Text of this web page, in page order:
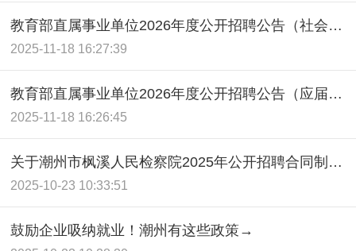
教育部直属事业单位2026年度公开招聘公告（社会人员）
2025-11-18 16:27:39
教育部直属事业单位2026年度公开招聘公告（应届生）
2025-11-18 16:26:45
关于潮州市枫溪人民检察院2025年公开招聘合同制书记员的公告
2025-10-23 10:33:51
鼓励企业吸纳就业！潮州有这些政策→